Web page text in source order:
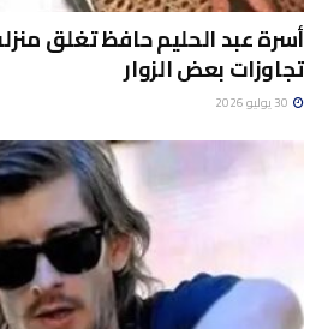
أسرة عبد الحليم حافظ تغلق
تجاوزات بعض الزوار